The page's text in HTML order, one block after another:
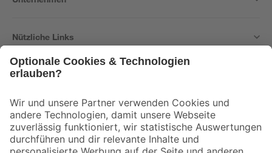
Nützliche Links
Der toom Newsletter: Keine Angebote und Aktionen mehr verpassen!
Zur Newsletter Anmeldung